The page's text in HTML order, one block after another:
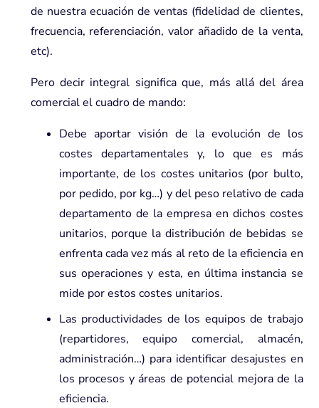
de nuestra ecuación de ventas (fidelidad de clientes,
frecuencia, referenciación, valor añadido de la venta,
etc).
Pero decir integral significa que, más allá del área
comercial el cuadro de mando:
Debe aportar visión de la evolución de los
costes departamentales y, lo que es más
importante, de los costes unitarios (por bulto,
por pedido, por kg…) y del peso relativo de cada
departamento de la empresa en dichos costes
unitarios, porque la distribución de bebidas se
enfrenta cada vez más al reto de la eficiencia en
sus operaciones y esta, en última instancia se
mide por estos costes unitarios.
Las productividades de los equipos de trabajo
(repartidores, equipo comercial, almacén,
administración…) para identificar desajustes en
los procesos y áreas de potencial mejora de la
eficiencia.